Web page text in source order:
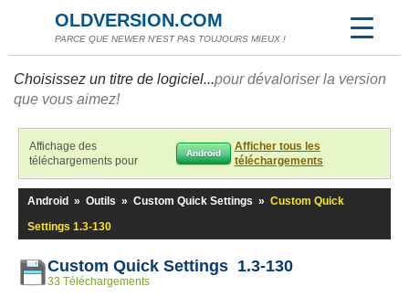
OLDVERSION.COM
PARCE QUE NEWER N'EST PAS TOUJOURS MIEUX !
Choisissez un titre de logiciel...pour dévaloriser la version
que vous aimez!
Affichage des
téléchargements pour
Android
Afficher tous les
téléchargements
Android » Outils » Custom Quick Settings » Custom Quick
Settings 1.3-130
Custom Quick Settings 1.3-130
33 Téléchargements